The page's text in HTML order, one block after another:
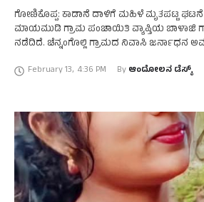
ಗೋಣಿಕೊಪ್ಪ: ಕಾಡಾನೆ ದಾಳಿಗೆ ಮಹಿಳೆ ಮೃತಪಟ್ಟ ಘಟನೆ
ಮಾಯಮುಡಿ ಗ್ರಾಮ ಪಂಚಾಯಿತಿ ವ್ಯಾಪ್ತಿಯ ಬಾಳಾಜಿ
ನಡೆದಿದೆ. ಚೆನ್ನಂಗೊಲ್ಲಿ ಗ್ರಾಮದ ನಿವಾಸಿ ಜರ್ನಾಧನ
February 13, 4:36 PM By ಆಂದೋಲನ ಡೆಸ್ಕ್